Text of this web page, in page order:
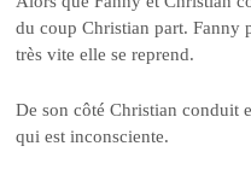
du coup Christian part. Fanny
très vite elle se reprend.
De son côté Christian conduit
qui est inconsciente.